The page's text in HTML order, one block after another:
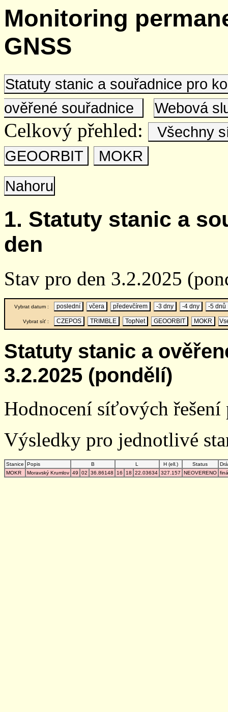
Monitoring
GNSS
Statuty stanic a souřadnice pro
ověřené souřadnice
Webová
Celkový přehled:
Všechny
GEOORBIT
MOKR
Nahoru
1. Statuty stanic a
den
Stav pro den 3.2.2025
Vybrat datum : poslední včera předevčírem -3 dny -4 dny -5 dnů
Vybrat síť : CZEPOS TRIMBLE TopNet GEOORBIT MOKR
Statuty stanic a
3.2.2025 (pondělí)
Hodnocení síťových
Výsledky pro jednotlivé
Stanice Popis B L H (ell.) Status
MOKR
Moravský Krumlov 49 02 36.86148 16 18 22.03634 327.157 NEOVERENO